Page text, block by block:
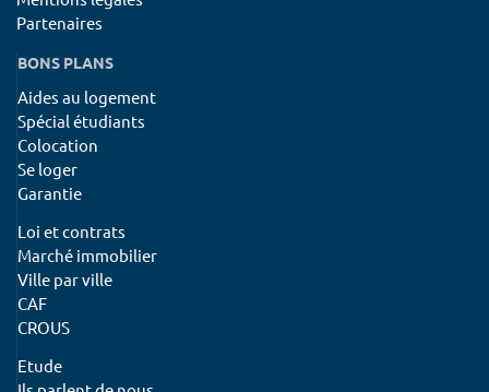
Partenaires
BONS PLANS
Aides au logement
Spécial étudiants
Colocation
Se loger
Garantie
Loi et contrats
Marché immobilier
Ville par ville
CAF
CROUS
Etude